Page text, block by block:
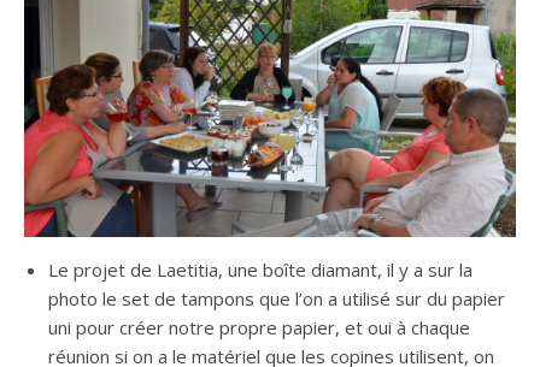
Le projet de Laetitia, une boîte diamant, il y a sur la
photo le set de tampons que l’on a utilisé sur du papier
uni pour créer notre propre papier, et oui à chaque
réunion si on a le matériel que les copines utilisent, on